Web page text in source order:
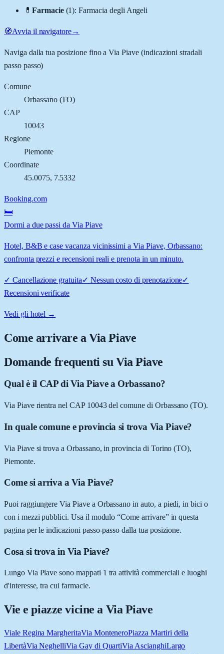
💊 Farmacie (1):Farmacia degli Angeli
🧭Avvia il navigatore→
Naviga dalla tua posizione fino aVia Piave(indicazioni stradali
passo passo)
Comune
Orbassano(TO)
CAP
10043
Regione
Piemonte
Coordinate
45.0075, 7.5332
Booking.com
🛏️
Dormi a due passi da Via Piave
Hotel, B&B e case vacanza vicinissimi a Via Piave, Orbassano:
confronta prezzi e recensioni reali e prenota in un minuto.
✓ Cancellazione gratuita✓ Nessun costo di prenotazione✓
Recensioni verificate
Vedi gli hotel →
Come arrivare aVia Piave
Domande frequenti su Via Piave
Qual è il CAP di Via Piave a Orbassano?
Via Piave rientra nel CAP 10043 del comune di Orbassano (TO).
In quale comune e provincia si trova Via Piave?
Via Piave si trova a Orbassano, in provincia di Torino (TO),
Piemonte.
Come si arriva a Via Piave?
Puoi raggiungere Via Piave a Orbassano in auto, a piedi, in bici o
con i mezzi pubblici. Usa il modulo “Come arrivare” in questa
pagina per le indicazioni passo-passo dalla tua posizione.
Cosa si trova in Via Piave?
Lungo Via Piave sono mappati 1 tra attività commerciali e luoghi
d'interesse, tra cui farmacie.
Vie e piazze vicine a Via Piave
Viale Regina MargheritaVia MonteneroPiazza Martiri della
LibertàVia NeghelliVia Gay di QuartiVia AscianghiLargo